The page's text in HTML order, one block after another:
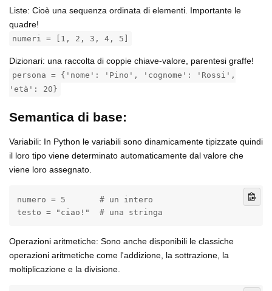
Liste: Cioè una sequenza ordinata di elementi. Importante le
quadre!
numeri = [1, 2, 3, 4, 5]
Dizionari: una raccolta di coppie chiave-valore, parentesi graffe!
persona = {'nome': 'Pino', 'cognome': 'Rossi',
'età': 20}
Semantica di base:
Variabili: In Python le variabili sono dinamicamente tipizzate quindi
il loro tipo viene determinato automaticamente dal valore che
viene loro assegnato.
numero = 5       # un intero
testo = "ciao!"  # una stringa
Operazioni aritmetiche: Sono anche disponibili le classiche
operazioni aritmetiche come l'addizione, la sottrazione, la
moltiplicazione e la divisione.